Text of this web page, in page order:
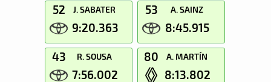
52 J. SABATER
9:20.363
53 A. SAINZ
8:45.915
43 R. SOUSA
7:56.002
80 A. MARTÍN
8:13.802